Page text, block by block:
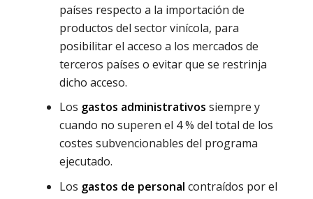
países respecto a la importación de
productos del sector vinícola, para
posibilitar el acceso a los mercados de
terceros países o evitar que se restrinja
dicho acceso.
Los gastos administrativos siempre y
cuando no superen el 4 % del total de los
costes subvencionables del programa
ejecutado.
Los gastos de personal contraídos por el